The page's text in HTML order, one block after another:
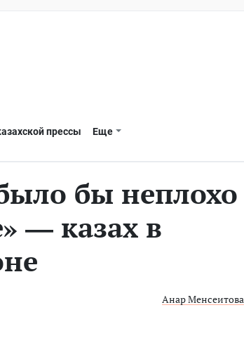
прессы Еще
бы неплохо
— казах в
Анар Менсеитова